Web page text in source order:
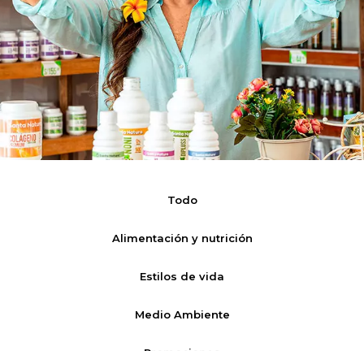
Todo
Alimentación y nutrición
Estilos de vida
Medio Ambiente